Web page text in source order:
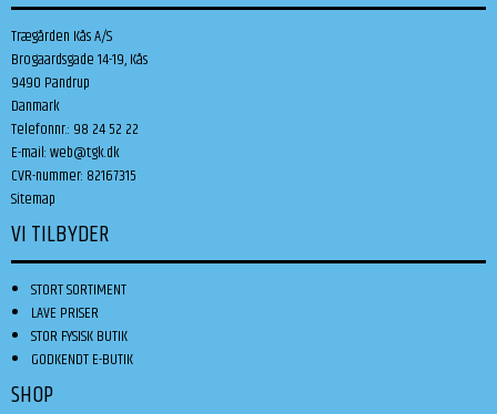
Trægården Kås A/S
Brogaardsgade 14-19, Kås
9490 Pandrup
Danmark
Telefonnr.: 98 24 52 22
E-mail:web@tgk.dk
CVR-nummer: 82167315
Sitemap
VI TILBYDER
STORT SORTIMENT
LAVE PRISER
STOR FYSISK BUTIK
GODKENDT E-BUTIK
SHOP